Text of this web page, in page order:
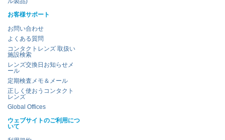
お客様サポート
お問い合わせ
よくある質問
コンタクトレンズ 取扱い
施設検索
レンズ交換日お知らせメ
ール
定期検査メモ＆メール
正しく使おうコンタクト
レンズ
Global Offices
ウェブサイトのご利用につ
いて